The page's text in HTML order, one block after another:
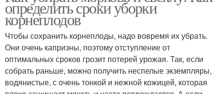
определить сроки уборки
корнеплодов
Чтобы сохранить корнеплоды, надо вовремя их убрать.
Они очень капризны, поэтому отступление от
оптимальных сроков грозит потерей урожая. Так, если
собрать раньше, можно получить неспелые экземпляры,
водянистые, с очень тонкой и нежной кожицей, которая